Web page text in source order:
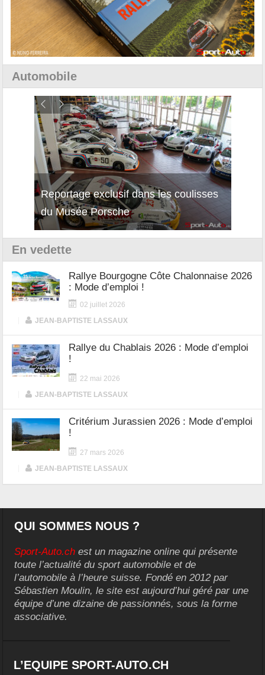
Automobile
Découverte de la nouvelle Ferrari
12Cilindri Manuale
En vedette
Rallye Bourgogne Côte Chalonnaise 2026
: Mode d’emploi !
02 juillet 2026
JEAN-BAPTISTE LASSAUX
Rallye du Chablais 2026 : Mode d’emploi
!
22 mai 2026
JEAN-BAPTISTE LASSAUX
Critérium Jurassien 2026 : Mode d’emploi
!
27 mars 2026
JEAN-BAPTISTE LASSAUX
QUI SOMMES NOUS ?
Sport-Auto.ch est un magazine online qui présente
toute l’actualité du sport automobile et de
l’automobile à l’heure suisse. Fondé en 2012 par
Sébastien Moulin, le site est aujourd’hui géré par une
équipe d’une dizaine de passionnés, sous la forme
associative.
L’EQUIPE SPORT-AUTO.CH